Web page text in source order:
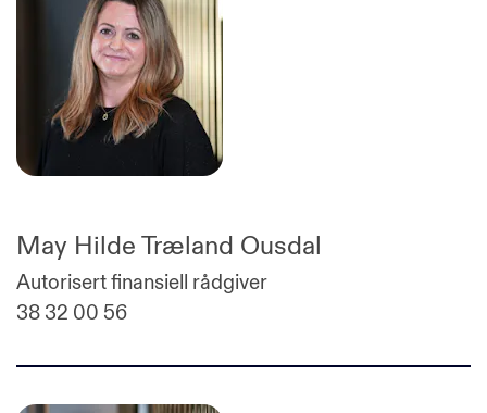
May Hilde Træland Ousdal
Autorisert finansiell rådgiver
38 32 00 56